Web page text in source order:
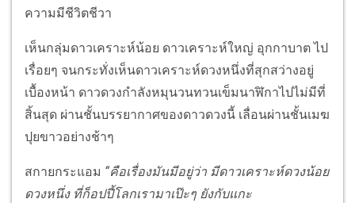
ความมีชีวิตชีวา
เห็นกลุ่มดาวเคราะห์น้อย ดาวเคราะห์ใหญ่ อุกกาบาต ไป
เรื่อยๆ จนกระทั่งเห็นดาวเคราะห์ดวงหนึ่งที่สุกสว่างอยู่
เบื้องหน้า ดาวดวงกำลังหมุนวนทวนเข็มนาฬิกาไปไม่มีที่
สิ้นสุด ผ่านชั้นบรรยากาศของดาวดวงนี้ เลื่อนผ่านชั้นเมฆ
ปุยขาวอย่างช้าๆ
สกายกระแอม “คือเรื่องมันมีอยู่ว่า มีดาวเคราะห์ดวงน้อย
ดวงหนึ่ง ที่ก็อปปี้โลกเรามาเป๊ะๆ ยังกับแกะ